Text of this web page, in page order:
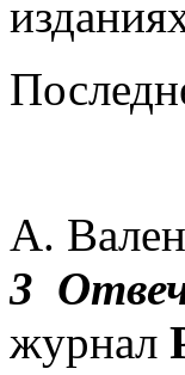
А.
3
журнал